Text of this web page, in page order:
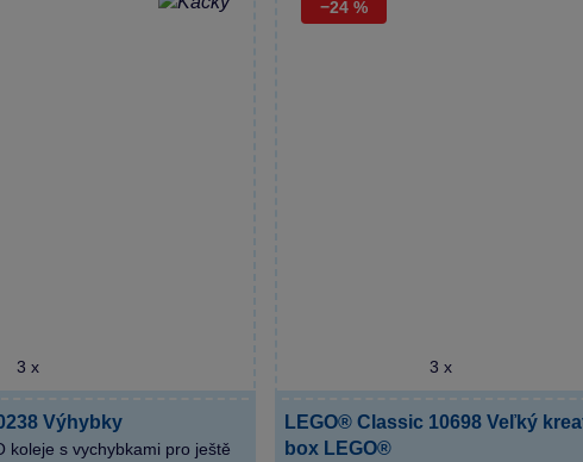
3 x
Výhybky
koleje s vychybkami pro ještě
−24 %
3 x
LEGO® Classic 10698 Veľký
box LEGO®